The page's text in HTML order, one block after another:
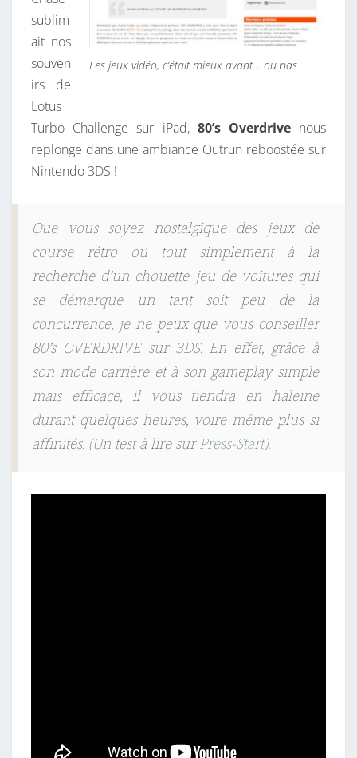
Les jeux vidéo, c’était mieux avant… ou pas
sublim
ait nos
souven
irs de
Lotus
Turbo Challenge sur iPad, 80’s Overdrivenous
replonge dans une ambiance Outrun reboostée sur
Nintendo 3DS !
Que vous soyez nostalgique des jeux de
course rétro ou tout simplement à la
recherche d’un chouette jeu de voitures qui
se démarque un tant soit peu de la
concurrence, je ne peux que vous conseiller
80’s OVERDRIVE sur 3DS. En effet, grâce à
son mode carrière et à son gameplay simple
mais efficace, il vous tiendra en haleine
durant quelques heures, voire même plus si
affinités. (Un test à lire surPress-Start).